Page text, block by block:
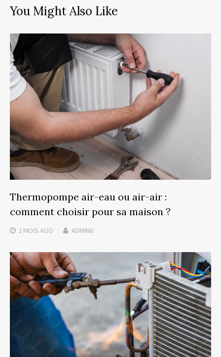
You Might Also Like
Thermopompe air-eau ou air-air :
comment choisir pour sa maison ?
2 MOIS AGO ADMIN6